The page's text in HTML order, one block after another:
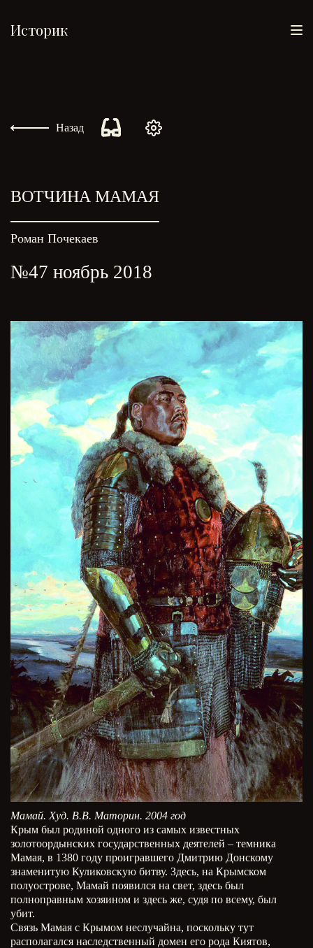
Историк
Назад
ВОТЧИНА МАМАЯ
№47 ноябрь 2018
Роман Почекаев
Мамай. Худ. В.В. Маторин. 2004 год
Крым был родиной одного из самых известных
золотоордынских государственных деятелей – темника
Мамая, в 1380 году проигравшего Дмитрию Донскому
знаменитую Куликовскую битву. Здесь, на Крымском
полуострове, Мамай появился на свет, здесь был
полноправным хозяином и здесь же, судя по всему, был
убит.
Связь Мамая с Крымом неслучайна, поскольку тут
располагался наследственный домен его рода Киятов,